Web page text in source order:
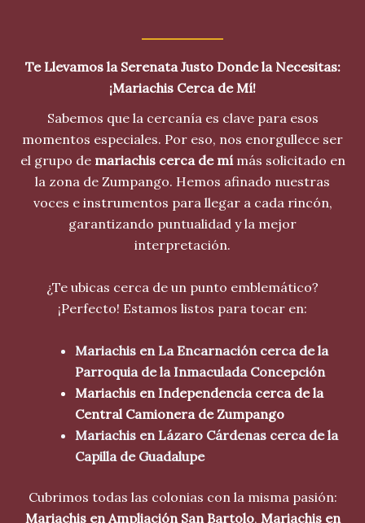
Te Llevamos la Serenata Justo Donde la Necesitas:
¡Mariachis Cerca de Mí!
Sabemos que la cercanía es clave para esos
momentos especiales. Por eso, nos enorgullece ser
el grupo de mariachis cerca de mímás solicitado en
la zona de Zumpango. Hemos afinado nuestras
voces e instrumentos para llegar a cada rincón,
garantizando puntualidad y la mejor
interpretación.
¿Te ubicas cerca de un punto emblemático?
¡Perfecto! Estamos listos para tocar en:
Mariachis en La Encarnación cerca de la
Parroquia de la Inmaculada Concepción
Mariachis en Independencia cerca de la
Central Camionera de Zumpango
Mariachis en Lázaro Cárdenas cerca de la
Capilla de Guadalupe
Cubrimos todas las colonias con la misma pasión:
Mariachis en Ampliación San Bartolo, Mariachis en